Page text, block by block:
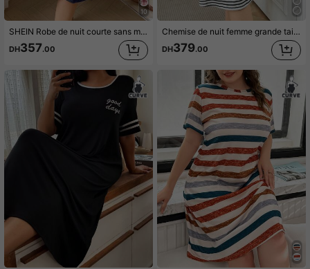
10
SHEIN Robe de nuit courte sans manches à rayures pour femmes en grande taille, avec encolure carrée en tissu tricoté doux pour l'été. Robe d'été à rayures, robe débardeur, robe sans manches, robe mou-mou
DH357.00
Chemise de nuit femme grande taille à col rond avec imprimé rayé en forme de cœur et manches courtes
DH379.00